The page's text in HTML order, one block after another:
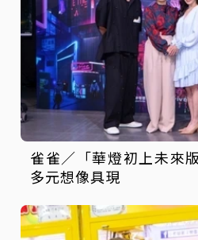
雀雀／「華燈初上未來
多元想像具現